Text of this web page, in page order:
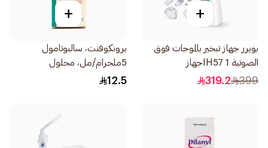
+
بويرر جهاز تبخير بالموجات فوق
الصوتية IH57 1جهاز
399
319.2
+
برونكوفنت، سالبوتامول
5ملجرام/مل، محلول
للاستنشاق - 20مل
12.5